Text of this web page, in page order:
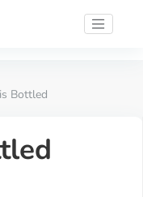
Bottled